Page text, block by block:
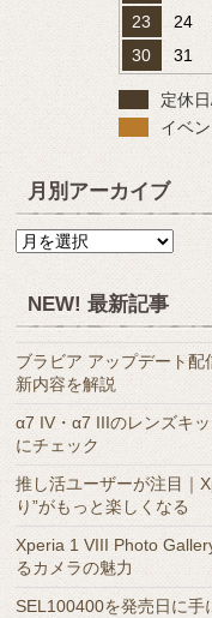
23
24
30
31
定休
イベ
月別アーカイブ
月
ー
カ
イ
ブ
NEW! 最新記事
ブラビア アップデート
新内容を解説
α7 IV・α7 IIIのレンズキ
にチェック
推し活ユーザーが注目｜
り”がもっと楽しくなる
Xperia 1 VIII Photo
るカメラの魅力
SEL100400を発売日に手